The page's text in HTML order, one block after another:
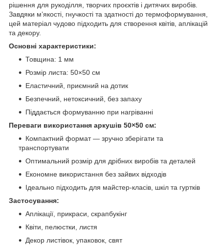
рішення для рукоділля, творчих проєктів і дитячих виробів.
Завдяки м’якості, гнучкості та здатності до термоформування,
цей матеріал чудово підходить для створення квітів, аплікацій
та декору.
Основні характеристики:
Товщина: 1 мм
Розмір листа: 50×50 см
Еластичний, приємний на дотик
Безпечний, нетоксичний, без запаху
Піддається формуванню при нагріванні
Переваги використання аркушів 50×50 см:
Компактний формат — зручно зберігати та
транспортувати
Оптимальний розмір для дрібних виробів та деталей
Економне використання без зайвих відходів
Ідеально підходить для майстер-класів, шкіл та гуртків
Застосування:
Аплікації, прикраси, скрапбукінг
Квіти, пелюстки, листя
Декор листівок, упаковок, свят